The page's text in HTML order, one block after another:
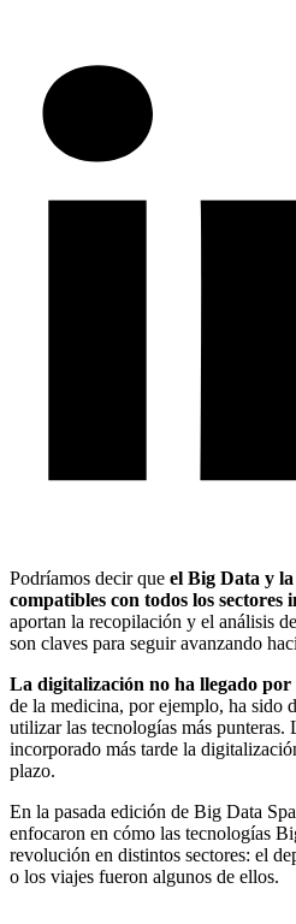
Podríamos decir que el Big Data y
compatibles con todos los sectores
aportan la recopilación y el análisis
son claves para seguir avanzando
La digitalización no ha llegado por
de la medicina, por ejemplo, ha sido
utilizar las tecnologías más punteras.
incorporado más tarde la
plazo.
En la pasada edición de Big Data
enfocaron en cómo las tecnologías
revolución en distintos sectores: el
o los viajes fueron algunos de ellos.